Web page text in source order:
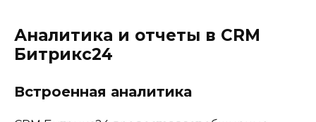
Аналитика и отчеты в CRM
Битрикс24
Встроенная аналитика